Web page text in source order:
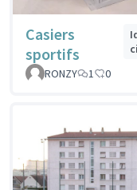
Casiers
sportifs
RONZY
1 0